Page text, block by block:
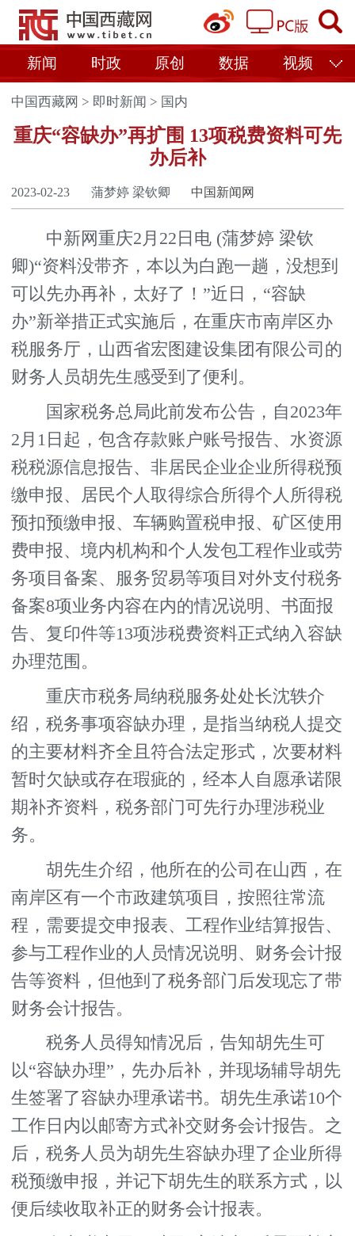
新闻 时政 原创 数据 视频
中国西藏网 > 即时新闻 > 国内
重庆“容缺办”再扩围 13项税费资料可先
办后补
2023-02-23 蒲梦婷 梁钦卿 中国新闻网
中新网重庆2月22日电 (蒲梦婷 梁钦
卿)“资料没带齐，本以为白跑一趟，没想到
可以先办再补，太好了！”近日，“容缺
办”新举措正式实施后，在重庆市南岸区办
税服务厅，山西省宏图建设集团有限公司的
财务人员胡先生感受到了便利。
国家税务总局此前发布公告，自2023年
2月1日起，包含存款账户账号报告、水资源
税税源信息报告、非居民企业企业所得税预
缴申报、居民个人取得综合所得个人所得税
预扣预缴申报、车辆购置税申报、矿区使用
费申报、境内机构和个人发包工程作业或劳
务项目备案、服务贸易等项目对外支付税务
备案8项业务内容在内的情况说明、书面报
告、复印件等13项涉税费资料正式纳入容缺
办理范围。
重庆市税务局纳税服务处处长沈轶介
绍，税务事项容缺办理，是指当纳税人提交
的主要材料齐全且符合法定形式，次要材料
暂时欠缺或存在瑕疵的，经本人自愿承诺限
期补齐资料，税务部门可先行办理涉税业
务。
胡先生介绍，他所在的公司在山西，在
南岸区有一个市政建筑项目，按照往常流
程，需要提交申报表、工程作业结算报告、
参与工程作业的人员情况说明、财务会计报
告等资料，但他到了税务部门后发现忘了带
财务会计报告。
税务人员得知情况后，告知胡先生可
以“容缺办理”，先办后补，并现场辅导胡先
生签署了容缺办理承诺书。胡先生承诺10个
工作日内以邮寄方式补交财务会计报告。之
后，税务人员为胡先生容缺办理了企业所得
税预缴申报，并记下胡先生的联系方式，以
便后续收取补正的财务会计报表。